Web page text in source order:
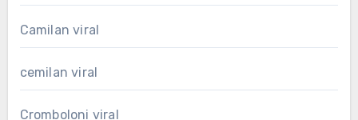
Camilan viral
cemilan viral
Cromboloni viral